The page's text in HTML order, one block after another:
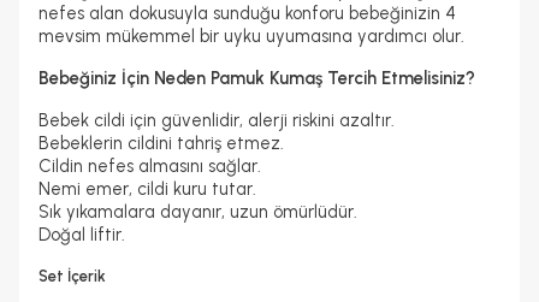
nefes alan dokusuyla sunduğu konforu bebeğinizin 4
mevsim mükemmel bir uyku uyumasına yardımcı olur.
Bebeğiniz İçin Neden Pamuk Kumaş Tercih Etmelisiniz?
Bebek cildi için güvenlidir, alerji riskini azaltır.
Bebeklerin cildini tahriş etmez.
Cildin nefes almasını sağlar.
Nemi emer, cildi kuru tutar.
Sık yıkamalara dayanır, uzun ömürlüdür.
Doğal liftir.
Set İçerik